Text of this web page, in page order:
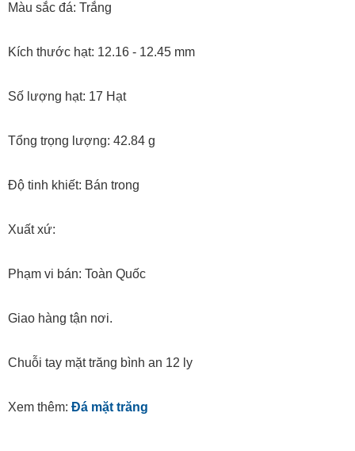
Màu sắc đá: Trắng
Kích thước hạt: 12.16 - 12.45 mm
Số lượng hạt: 17 Hạt
Tổng trọng lượng: 42.84 g
Độ tinh khiết: Bán trong
Xuất xứ:
Phạm vi bán: Toàn Quốc
Giao hàng tận nơi.
Chuỗi tay mặt trăng bình an 12 ly
Xem thêm: Đá mặt trăng